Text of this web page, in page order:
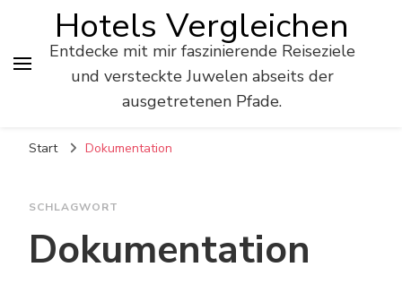
Hotels Vergleichen
Entdecke mit mir faszinierende Reiseziele
und versteckte Juwelen abseits der
ausgetretenen Pfade.
Start Dokumentation
SCHLAGWORT
Dokumentation